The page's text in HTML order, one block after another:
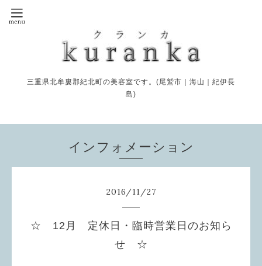
三重県北牟婁郡紀北町の美容室です。(尾鷲市｜海山｜紀伊長
島)
インフォメーション
2016/11/27
☆ 12月 定休日・臨時営業日のお知ら
せ ☆